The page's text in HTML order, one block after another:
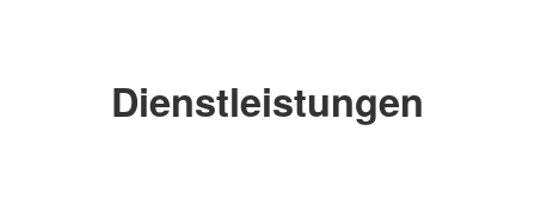
Dienstleistungen